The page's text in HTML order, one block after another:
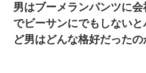
医者「糖尿病で余命1年です」 ワ
食べる量増やすわｗ」→結果ｗｗｗ
男はブーメランパンツに
でビーサンにでもしない
ど男はどんな格好だった